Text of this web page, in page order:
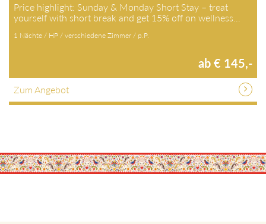
Price highlight: Sunday & Monday Short Stay – treat
yourself with short break and get 15% off on wellness…
1 Nächte / HP / verschiedene Zimmer / p.P.
ab € 145,-
Zum Angebot